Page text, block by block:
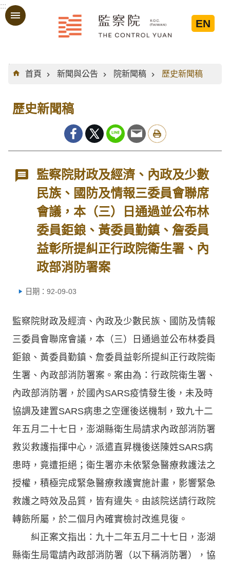
跳到主要內容區塊
:::
EN
:::
首頁
新聞與公告 院新聞稿 歷史新聞稿
歷史新聞稿
監察院財政及經濟、內政及少數
民族、國防及情報三委員會聯席
會議，本（三）日通過並公布林
委員鉅鋃、黃委員勤鎮、詹委員
益彰所提糾正行政院衛生署、內
政部消防署案
日期：92-09-03
監察院財政及經濟、內政及少數民族、國防及情報
三委員會聯席會議，本（三）日通過並公布林委員
鉅鋃、黃委員勤鎮、詹委員益彰所提糾正行政院衛
生署、內政部消防署案。案由為：行政院衛生署、
內政部消防署，於國內SARS疫情發生後，未及時
協調及建置SARS病患之空運後送機制，致九十二
年五月二十七日，澎湖縣衛生局請求內政部消防署
救災救護指揮中心，派遣直昇機後送陳姓SARS病
患時，竟遭拒絕；衛生署亦未依緊急醫療救護法之
授權，積極完成緊急醫療救護實施計畫，影響緊急
救護之時效及品質，皆有違失。由該院送請行政院
轉飭所屬，於二個月內確實檢討改進見復。
糾正案文指出：九十二年五月二十七日，澎湖
縣衛生局電請內政部消防署（以下稱消防署），協